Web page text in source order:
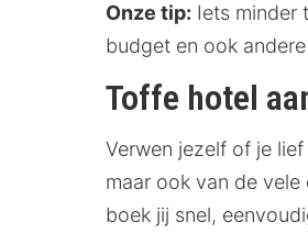
Onze tip: Iets minder
budget en ook
Toffe hotel
Verwen jezelf of je
maar ook van de
boek jij snel,